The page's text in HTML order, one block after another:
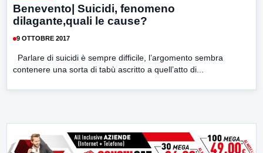
Benevento| Suicidi, fenomeno
dilagante,quali le cause?
9 OTTOBRE 2017
Parlare di suicidi è sempre difficile, l’argomento sembra
contenere una sorta di tabù ascritto a quell’atto di...